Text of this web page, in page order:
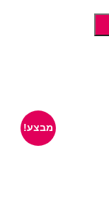
מבצע!